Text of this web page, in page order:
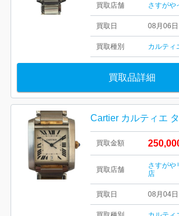
買取店舗 さすがや
買取日 08月06日
買取種別 カルティ
買取品詳細
買取金額
買取店舗
さすがや
店
買取日 08月04日